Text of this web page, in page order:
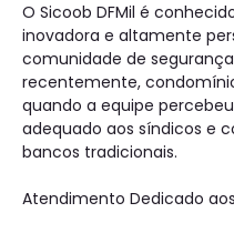
O Sicoob DFMil é
inovadora e altamente
comunidade de
recentemente,
quando a equipe
adequado aos síndicos e
bancos tradicionais.
Atendimento Dedicado